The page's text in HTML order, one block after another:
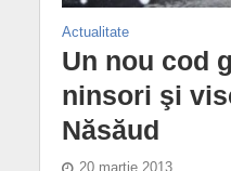
Actualitate
Un nou cod
ninsori şi
Năsăud
20 martie 2013